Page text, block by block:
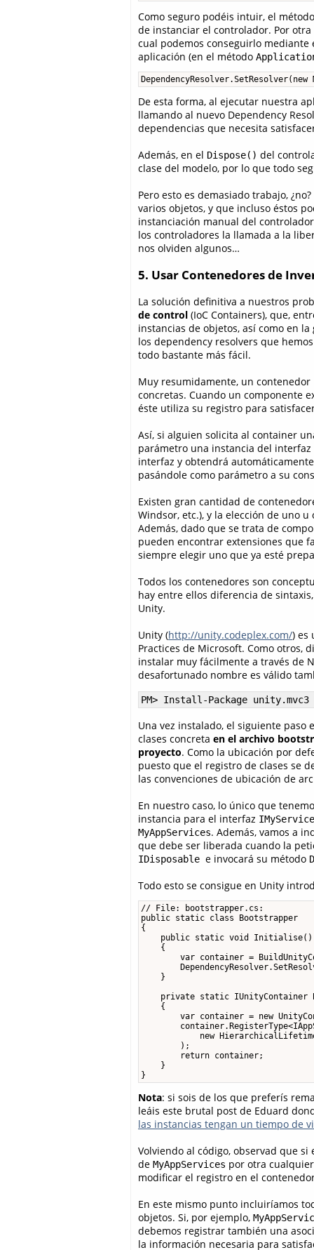
Como seguro podéis intuir, el
de instanciar el controlador. Por
cual podemos conseguirlo
aplicación (en el método
De esta forma, al ejecutar nuestra
llamando al nuevo Dependency
dependencias que necesita
Además, en el Dispose() del
clase del modelo, por lo que todo
Pero esto es demasiado trabajo,
varios objetos, y que incluso éstos
instanciación manual del
los controladores la llamada a la
nos olviden algunos…
5. Usar Contenedores de
La solución definitiva a nuestros
de control (IoC Containers), que,
instancias de objetos, así como en
los dependency resolvers que
todo bastante más fácil.
Muy resumidamente, un
concretas. Cuando un componente
éste utiliza su registro para
Así, si alguien solicita al container
parámetro una instancia del interfaz
interfaz y obtendrá
pasándole como parámetro a su
Existen gran cantidad de
Windsor, etc.), y la elección de uno
Además, dado que se trata de
pueden encontrar extensiones que
siempre elegir uno que ya esté
Todos los contenedores son
hay entre ellos diferencia de
Unity.
Unity (http://unity.codeplex.com/) es
Practices de Microsoft. Como otros,
instalar muy fácilmente a través de
desafortunado nombre es válido
PM> Install-Package unity.mvc3
Una vez instalado, el siguiente
clases concreta en el archivo
proyecto. Como la ubicación por
puesto que el registro de clases se
las convenciones de ubicación de
En nuestro caso, lo único que
instancia para el interfaz
MyAppServices. Además, vamos a
que debe ser liberada cuando la
IDisposable e invocará su método
Todo esto se consigue en Unity
// File: bootstrapper.cs:
public static class Bootstrapper
{
    public static void Initialise()
    {
var container =
    }
private static IUnityContainer
    {
var container = new
new
        );
        return container;
    }
}
Nota: si sois de los que preferís
leáis este brutal post de Eduard
las instancias tengan un tiempo de
Volviendo al código, observad que
de MyAppServices por otra
modificar el registro en el
En este mismo punto incluiríamos
objetos. Si, por ejemplo,
debemos registrar también una
la información necesaria para